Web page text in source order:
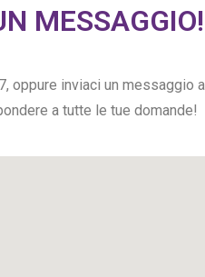
MESSAGGIO!
oppure inviaci un messaggio a
a tutte le tue domande!